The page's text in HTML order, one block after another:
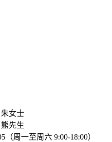
朱女士
熊先生
（周一至周六 9:00-18:00）